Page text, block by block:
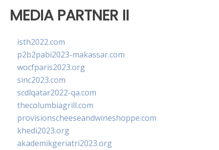
MEDIA PARTNER II
isth2022.com
p2b2pabi2023-makassar.com
wocfparis2023.org
sinc2023.com
scdlqatar2022-qa.com
thecolumbiagrill.com
provisionscheeseandwineshoppe.com
khedi2023.org
akademikgeriatri2023.org